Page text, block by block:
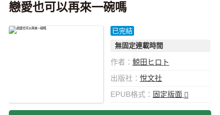
戀愛也可以再來一碗嗎
已完結
無固定連載時間
作者： 鯨田ヒロト
出版社： 悅文社
EPUB格式： 固定版面